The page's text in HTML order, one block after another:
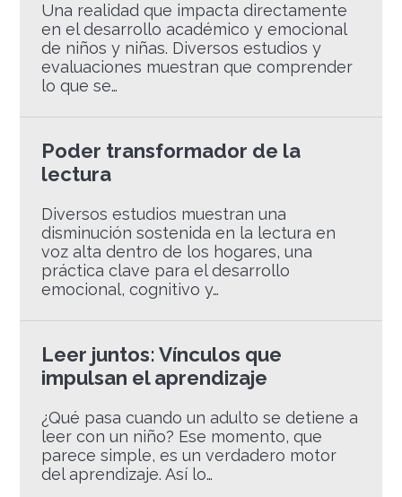
Una realidad que impacta directamente
en el desarrollo académico y emocional
de niños y niñas. Diversos estudios y
evaluaciones muestran que comprender
lo que se…
Poder transformador de la
lectura
Diversos estudios muestran una
disminución sostenida en la lectura en
voz alta dentro de los hogares, una
práctica clave para el desarrollo
emocional, cognitivo y…
Leer juntos: Vínculos que
impulsan el aprendizaje
¿Qué pasa cuando un adulto se detiene a
leer con un niño? Ese momento, que
parece simple, es un verdadero motor
del aprendizaje. Así lo…